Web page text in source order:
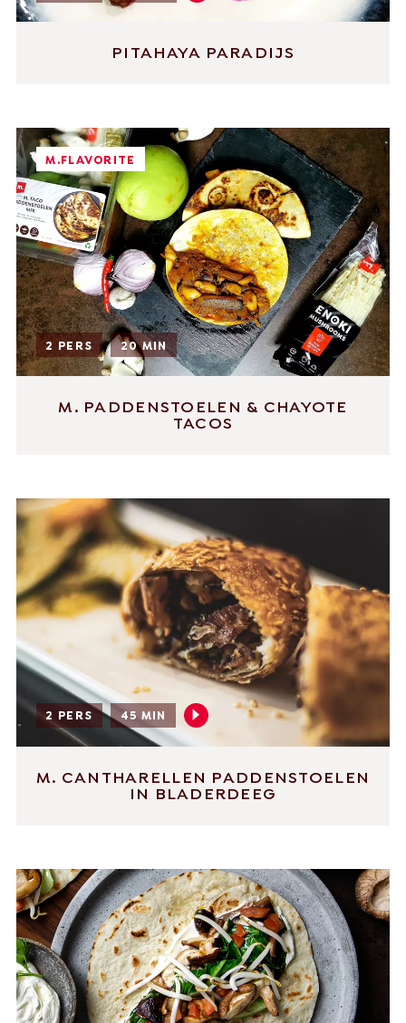
PITAHAYA PARADIJS
M.FLAVORITE
2 PERS 20 MIN
M. PADDENSTOELEN & CHAYOTE
TACOS
2 PERS 45 MIN
M. CANTHARELLEN PADDENSTOELEN
IN BLADERDEEG